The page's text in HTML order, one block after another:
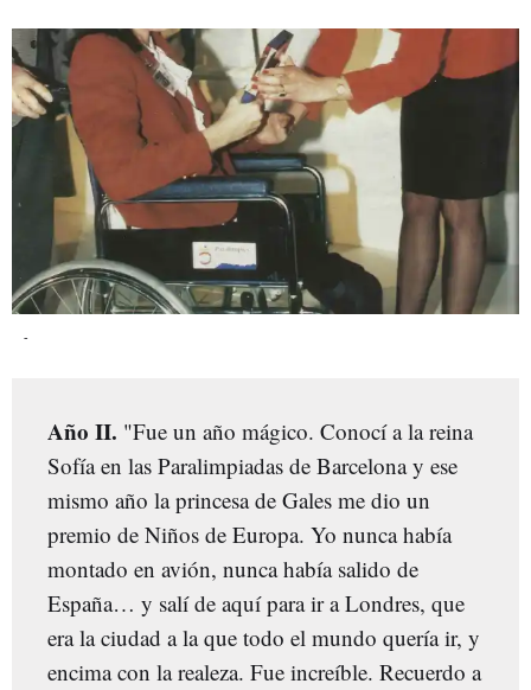
-
Año II. "Fue un año mágico. Conocí a la reina
Sofía en las Paralimpiadas de Barcelona y ese
mismo año la princesa de Gales me dio un
premio de Niños de Europa. Yo nunca había
montado en avión, nunca había salido de
España… y salí de aquí para ir a Londres, que
era la ciudad a la que todo el mundo quería ir, y
encima con la realeza. Fue increíble. Recuerdo a